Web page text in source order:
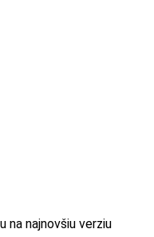
na najnovšiu verziu